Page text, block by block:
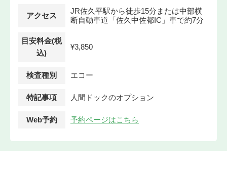
アクセス
JR佐久平駅から徒歩15分または中部横
断自動車道「佐久中佐都IC」車で約7分
目安料金(税
込)
¥3,850
検査種別 エコー
特記事項 人間ドックのオプション
Web予約 予約ページはこちら